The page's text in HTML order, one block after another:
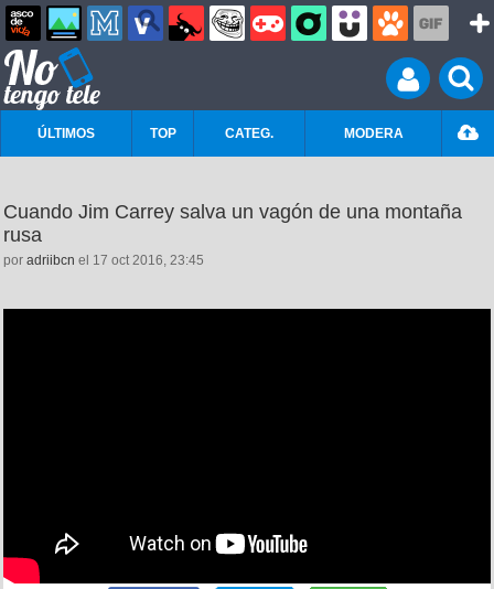
ÚLTIMOS TOP CATEG. MODERA
Cuando Jim Carrey salva un vagón de una montaña
rusa
por adriibcn el 17 oct 2016, 23:45